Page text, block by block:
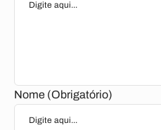
Nome (Obrigatório)